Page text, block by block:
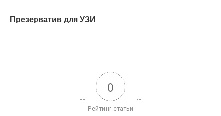
Презерватив для УЗИ
0
Рейтинг статьи